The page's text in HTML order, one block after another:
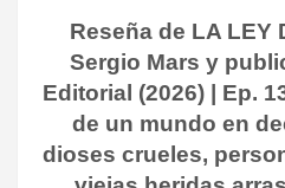
Reseña de LA LEY
Sergio Mars y
Editorial (2026) | Ep.
de un mundo en
dioses crueles,